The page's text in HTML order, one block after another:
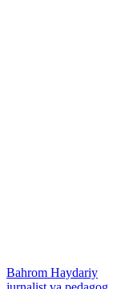
Bahrom Haydariy